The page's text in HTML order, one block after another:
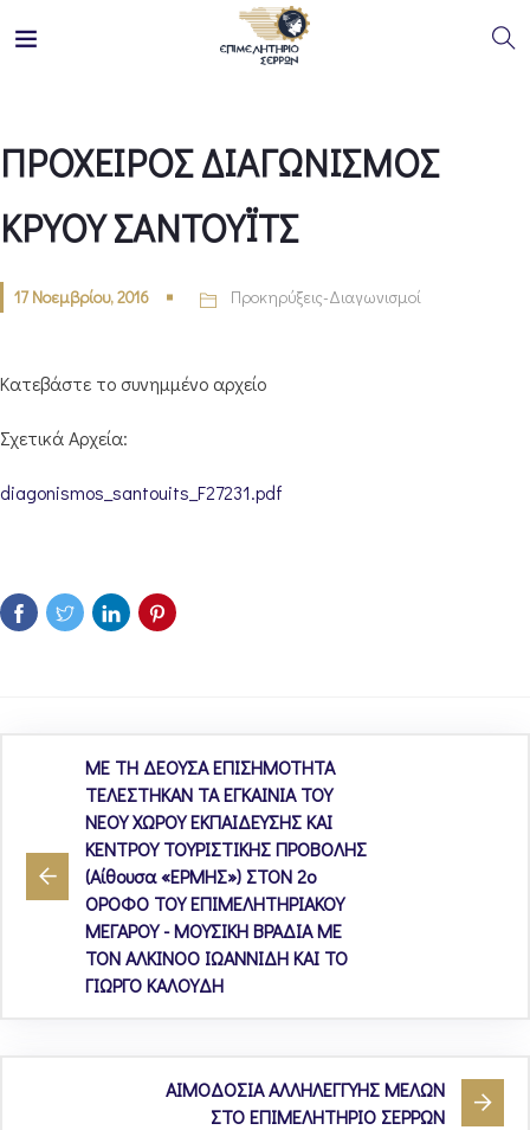
ΠΡΟΧΕΙΡΟΣ ΔΙΑΓΩΝΙΣΜΟΣ
ΚΡΥΟΥ ΣΑΝΤΟΥΪΤΣ
17 Νοεμβρίου, 2016 Προκηρύξεις-Διαγωνισμοί
Κατεβάστε το συνημμένο αρχείο
Σχετικά Αρχεία:
diagonismos_santouits_F27231.pdf
ΜΕ ΤΗ ΔΕΟΥΣΑ ΕΠΙΣΗΜΟΤΗΤΑ
ΤΕΛΕΣΤΗΚΑΝ ΤΑ ΕΓΚΑΙΝΙΑ ΤΟΥ
ΝΕΟΥ ΧΩΡΟΥ ΕΚΠΑΙΔΕΥΣΗΣ ΚΑΙ
ΚΕΝΤΡΟΥ ΤΟΥΡΙΣΤΙΚΗΣ ΠΡΟΒΟΛΗΣ
(Αίθουσα «ΕΡΜΗΣ») ΣΤΟΝ 2ο
ΟΡΟΦΟ ΤΟΥ ΕΠΙΜΕΛΗΤΗΡΙΑΚΟΥ
ΜΕΓΑΡΟΥ - ΜΟΥΣΙΚΗ ΒΡΑΔΙΑ ΜΕ
ΤΟΝ ΑΛΚΙΝΟΟ ΙΩΑΝΝΙΔΗ ΚΑΙ ΤΟ
ΓΙΩΡΓΟ ΚΑΛΟΥΔΗ
ΑΙΜΟΔΟΣΙΑ ΑΛΛΗΛΕΓΓΥΗΣ ΜΕΛΩΝ
ΣΤΟ ΕΠΙΜΕΛΗΤΗΡΙΟ ΣΕΡΡΩΝ